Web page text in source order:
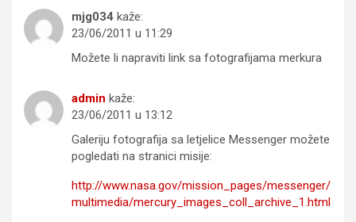
mjg034 kaže:
23/06/2011 u 11:29
Možete li napraviti link sa fotografijama merkura
admin kaže:
23/06/2011 u 13:12
Galeriju fotografija sa letjelice Messenger možete
pogledati na stranici misije:
http://www.nasa.gov/mission_pages/messenger/
multimedia/mercury_images_coll_archive_1.html